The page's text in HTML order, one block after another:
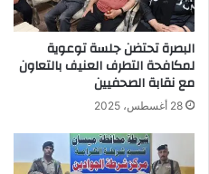
البصرة تحتضن جلسة توعوية
لمكافحة التطرف العنيف بالتعاون
مع نقابة الصحفيين
28 أغسطس، 2025